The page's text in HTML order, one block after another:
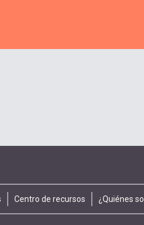
Centro de recursos ¿Quiénes